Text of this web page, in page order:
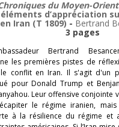
du Moyen-Orient
éléments d’appréciation
en Iran (T 1809) - Bertrand
3 pages
Bertrand
les premières pistes de
conflit en Iran. Il s'agit d'un
pour Donald Trump et
Leur offensive conjointe
le régime iranien, mais
à la résilience du régime et